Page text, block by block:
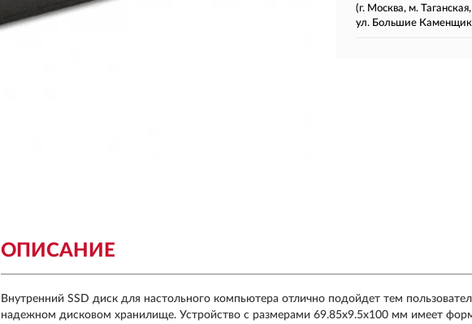
(г. Москва, м. Таганская,
ул. Большие
ОПИСАНИЕ
Внутренний SSD диск для настольного компьютера отлично подойдет тем
надежном дисковом хранилище. Устройство с размерами 69.85x9.5x100 мм имеет